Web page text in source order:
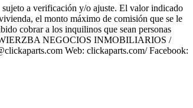
sujeto a verificación y/o ajuste. El valor indicado
el monto máximo de comisión que se le
cobrar a los inquilinos que sean personas
NEGOCIOS INMOBILIARIOS /
Web: clickaparts.com/ Facebook: